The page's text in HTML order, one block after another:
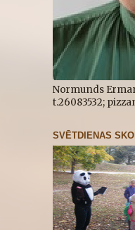
Normunds
t.26083532;
SVĒTDIENAS